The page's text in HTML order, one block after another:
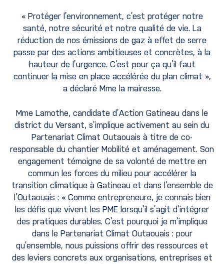
« Protéger l’environnement, c’est protéger notre
santé, notre sécurité et notre qualité de vie. La
réduction de nos émissions de gaz à effet de serre
passe par des actions ambitieuses et concrètes, à la
hauteur de l’urgence. C’est pour ça qu’il faut
continuer la mise en place accélérée du plan climat »,
a déclaré Mme la mairesse.
Mme Lamothe, candidate d’Action Gatineau dans le
district du Versant, s’implique activement au sein du
Partenariat Climat Outaouais à titre de co-
responsable du chantier Mobilité et aménagement. Son
engagement témoigne de sa volonté de mettre en
commun les forces du milieu pour accélérer la
transition climatique à Gatineau et dans l’ensemble de
l’Outaouais : « Comme entrepreneure, je connais bien
les défis que vivent les PME lorsqu’il s’agit d’intégrer
des pratiques durables. C’est pourquoi je m’implique
dans le Partenariat Climat Outaouais : pour
qu’ensemble, nous puissions offrir des ressources et
des leviers concrets aux organisations, entreprises et